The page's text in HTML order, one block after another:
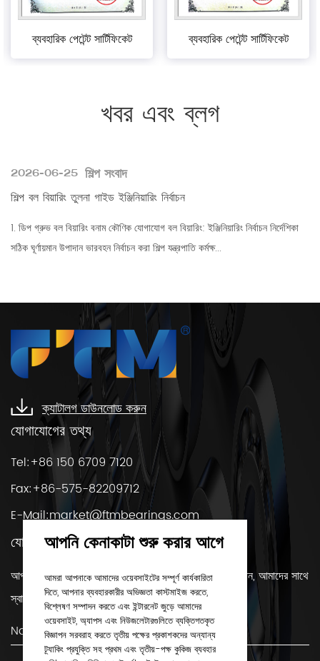
ব্যবহারিক পেটেন্ট সার্টিফিকেট ব্যবহারিক পেটেন্ট সার্টিফিকেট
খবর এবং ব্লগ
2026-06-25 শিল্প সংবাদ
শিল্প বল বিয়ারিং তুলনা গাইড ইঞ্জিনিয়ারিং নির্বাচন
1. ডিপ গ্রুভ বল বিয়ারিং বনাম কৌণিক যোগাযোগ বল বিয়ারিং: ইঞ্জিনিয়ারিং নির্বাচন নির্দেশিকা
সঠিক ঘূর্ণায়মান উপাদান ভারবহন নির্বাচন করা শিল্প যন্ত্রপাতি কর্মক্ষ...
ক্যাটালগ ডাউনলোড করুন
যোগাযোগের তথ্য
Tel:+86 150 6709 7120
Fax:+86-575-82209712
E-Mail:market@ftmbearings.com
যোগাযোগ করুন
আপনার যদি কোন প্রশ্ন থাকে বা বিয়ারিং সম্পর্কে আরও জানতে চান, আমাদের সাথে
স্বাচ্ছন্দ্যে যোগাযোগ করুন!
আপনি কেনাকাটা শুরু করার আগে
আমরা আপনাকে আমাদের ওয়েবসাইটের সম্পূর্ণ কার্যকারিতা
দিতে, আপনার ব্যবহারকারীর অভিজ্ঞতা কাস্টমাইজ করতে,
বিশ্লেষণ সম্পাদন করতে এবং ইন্টারনেট জুড়ে আমাদের
ওয়েবসাইট, অ্যাপস এবং নিউজলেটারগুলিতে ব্যক্তিগতকৃত
বিজ্ঞাপন সরবরাহ করতে তৃতীয় পক্ষের প্রকাশকদের অন্যান্য
ট্র্যাকিং প্রযুক্তি সহ প্রথম এবং তৃতীয়-পক্ষ কুকিজ ব্যবহার